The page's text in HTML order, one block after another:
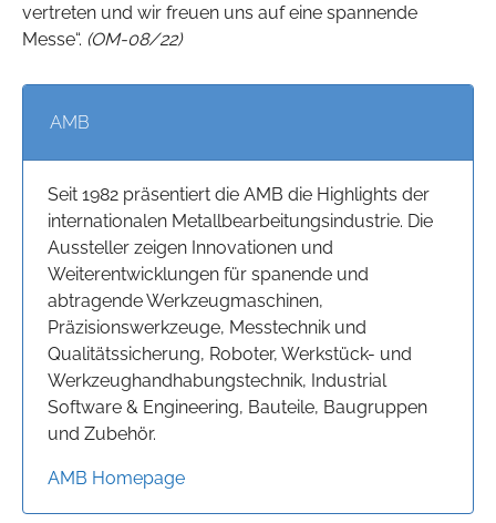
vertreten und wir freuen uns auf eine spannende
Messe“. (OM-08/22)
AMB
Seit 1982 präsentiert die AMB die Highlights der
internationalen Metallbearbeitungsindustrie. Die
Aussteller zeigen Innovationen und
Weiterentwicklungen für spanende und
abtragende Werkzeugmaschinen,
Präzisionswerkzeuge, Messtechnik und
Qualitätssicherung, Roboter, Werkstück- und
Werkzeughandhabungstechnik, Industrial
Software & Engineering, Bauteile, Baugruppen
und Zubehör.
AMB Homepage